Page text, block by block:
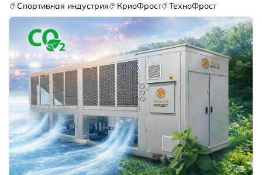
Спортивная индустрия
КриоФрост ТехноФрост